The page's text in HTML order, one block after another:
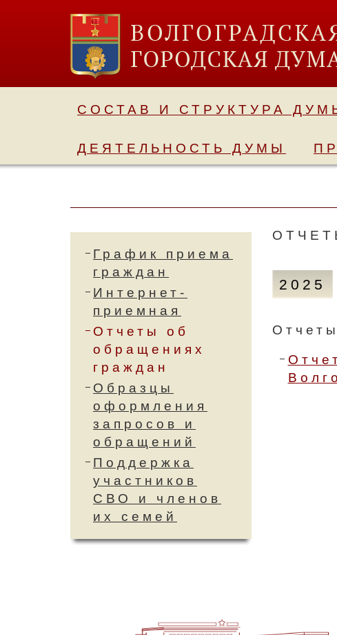
СОСТАВ И СТРУКТУРА
ДЕЯТЕЛЬНОСТЬ ДУМЫ
График приема
граждан
Интернет-
приемная
Отчеты об
обращениях
граждан
Образцы
оформления
запросов и
обращений
Поддержка
участников
СВО и членов
их семей
2025